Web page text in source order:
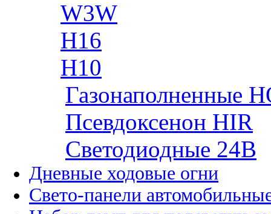
W3W
H16
H10
Газонаполненные
Псевдоксенон HIR
Cветодиодные 24B
Дневные ходовые огни
Свето-панели